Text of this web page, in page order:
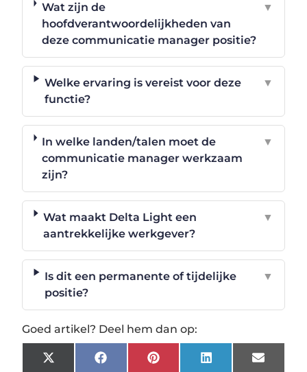
Wat zijn de
hoofdverantwoordelijkheden van
deze communicatie manager positie?
▼
Welke ervaring is vereist voor deze
functie?
▼
In welke landen/talen moet de
communicatie manager werkzaam
zijn?
▼
Wat maakt Delta Light een
aantrekkelijke werkgever?
▼
Is dit een permanente of tijdelijke
positie?
▼
Goed artikel? Deel hem dan op:
X
FacebookPinterestLinkedInEmail